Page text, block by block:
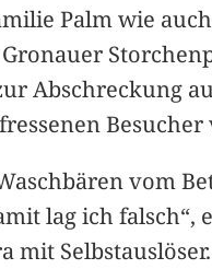
Palm wie
Abschreckung
vom
lag ich
mit